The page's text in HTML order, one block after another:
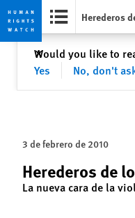
Skip
privacy
Skip
content
Would you like to
Yes
No, don't
✕Cerrar
3 de febrero de 2010
Herederos de
La nueva cara de la